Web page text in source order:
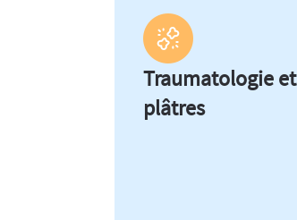
Traumatologie et
plâtres